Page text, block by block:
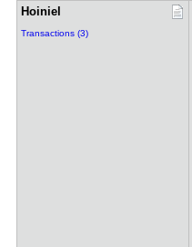
Hoiniel
Transactions (3)